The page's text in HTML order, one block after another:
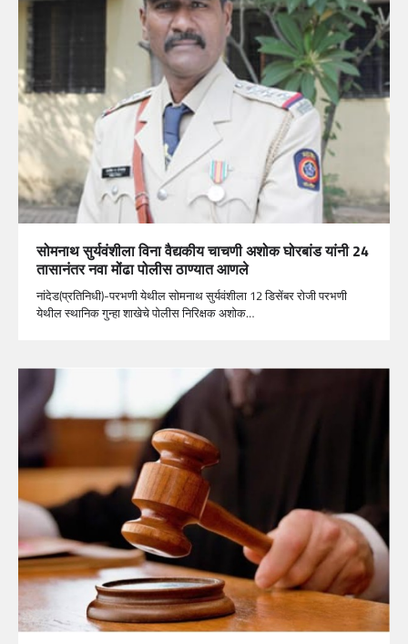
सोमनाथ सुर्यवंशीला विना वैद्यकीय चाचणी अशोक घोरबांड यांनी 24
तासानंतर नवा मोंढा पोलीस ठाण्यात आणले
नांदेड(प्रतिनिधी)-परभणी येथील सोमनाथ सुर्यवंशीला 12 डिसेंबर रोजी परभणी
येथील स्थानिक गुन्हा शाखेचे पोलीस निरिक्षक अशोक…